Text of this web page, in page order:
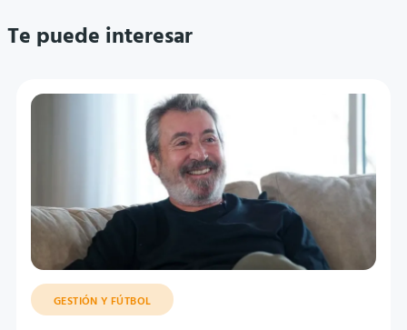
Te puede interesar
GESTIÓN Y FÚTBOL